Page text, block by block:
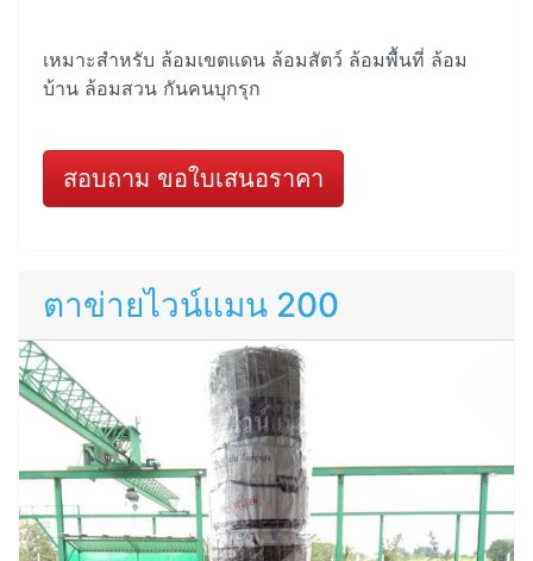
เหมาะสำหรับ ล้อมเขตแดน ล้อมสัตว์ ล้อมพื้นที่ ล้อม
บ้าน ล้อมสวน กันคนบุกรุก
สอบถาม ขอใบเสนอราคา
ตาข่ายไวน์แมน 200